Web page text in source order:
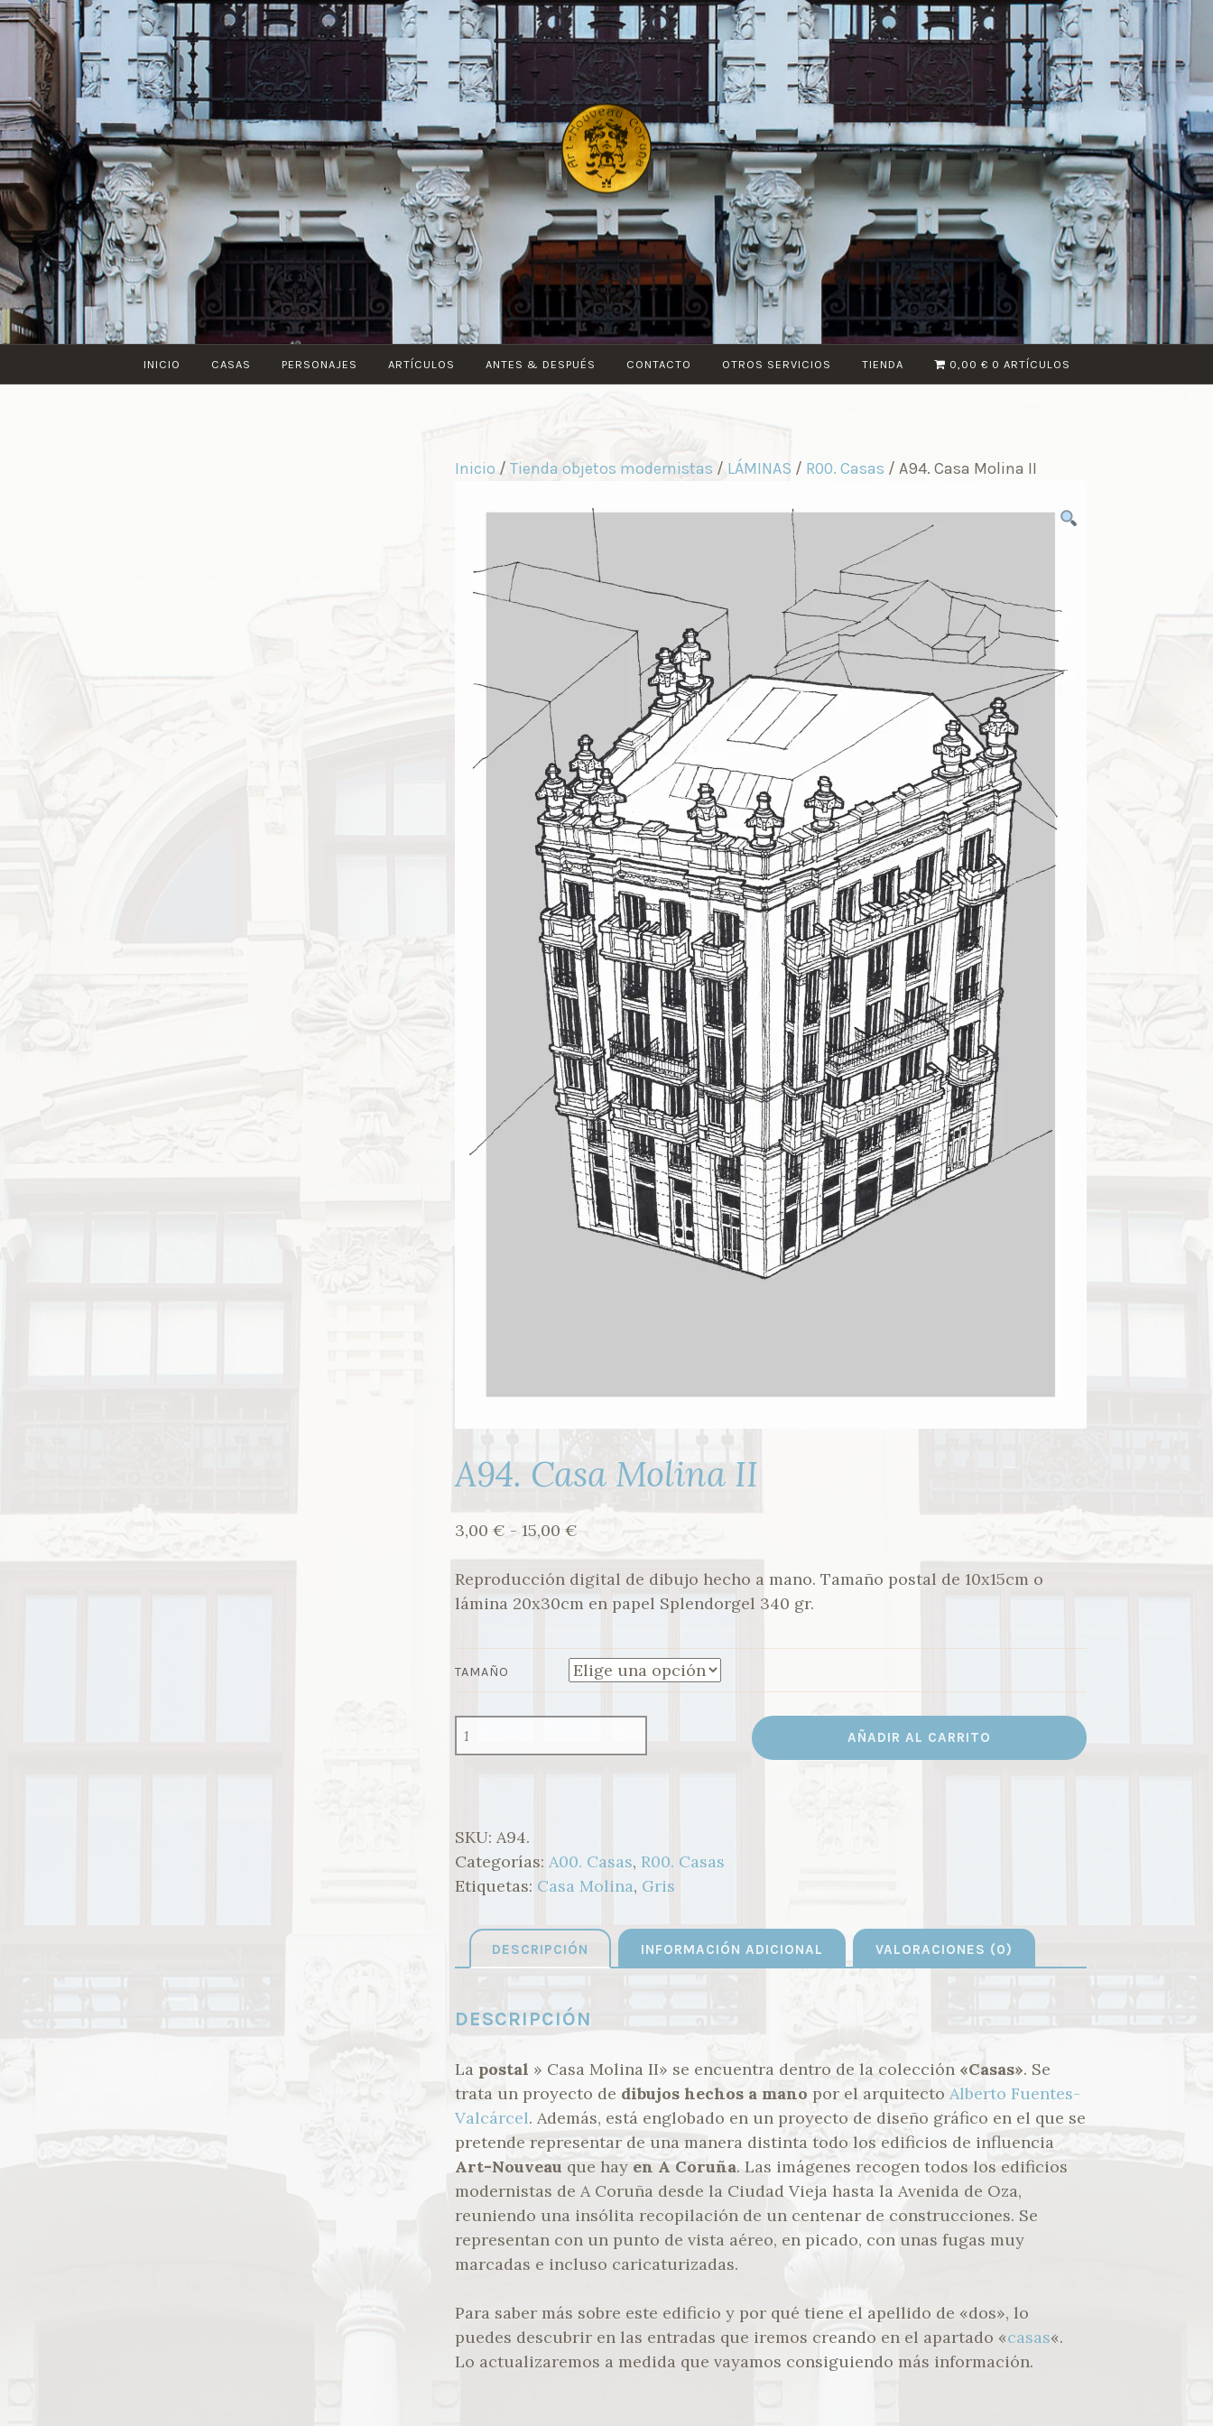
Saltar
contenido
ART-
NOUVEAU
CORUÑA
INICIO CASAS PERSONAJES ARTÍCULOS ANTES & DESPUÉS CONTACTO OTROS SERVICIOS TIENDA 0,00 € 0 ARTÍCULOS
Inicio / Tienda objetos modernistas / LÁMINAS / R00. Casas / A94. Casa Molina II
A94. Casa Molina II
3,00 € - 15,00 €
precios:
desde
hasta
15,00 €
Reproducción digital de dibujo hecho a mano. Tamaño postal de 10x15cm o
lámina 20x30cm en papel Splendorgel 340 gr.
TAMAÑO
CASA
AÑADIR AL CARRITO
SKU: A94.
Categorías: A00. Casas, R00. Casas
Etiquetas: Casa Molina, Gris
DESCRIPCIÓN INFORMACIÓN ADICIONAL VALORACIONES (0)
DESCRIPCIÓN
La postal » Casa Molina II» se encuentra dentro de la colección «Casas». Se
trata un proyecto de dibujos hechos a mano por el arquitecto Alberto Fuentes-
Valcárcel. Además, está englobado en un proyecto de diseño gráfico en el que se
pretende representar de una manera distinta todo los edificios de influencia
Art-Nouveau que hay en A Coruña. Las imágenes recogen todos los edificios
modernistas de A Coruña desde la Ciudad Vieja hasta la Avenida de Oza,
reuniendo una insólita recopilación de un centenar de construcciones. Se
representan con un punto de vista aéreo, en picado, con unas fugas muy
marcadas e incluso caricaturizadas.
Para saber más sobre este edificio y por qué tiene el apellido de «dos», lo
puedes descubrir en las entradas que iremos creando en el apartado «casas«.
Lo actualizaremos a medida que vayamos consiguiendo más información.